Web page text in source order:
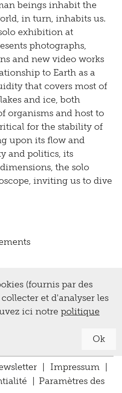
beings inhabit the
in turn, inhabits us.
exhibition at
photographs,
and new video works
to Earth as a
that covers most of
and ice, both
organisms and host to
for the stability of
upon its flow and
and politics, its
the solo
inviting us to dive
(fournis par des
et d'analyser les
ici notre politique
Ok
| Impressum |
Paramètres des